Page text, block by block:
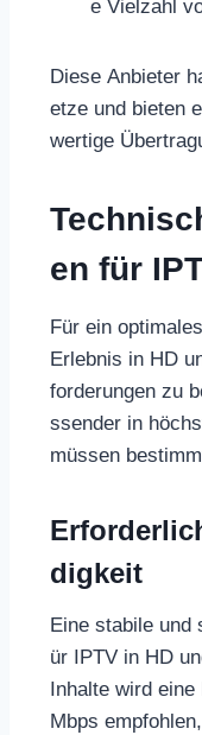
e Vielzahl
Diese Anbieter
etze und bieten
wertige
en für
Für ein
Erlebnis in HD
forderungen zu
ssender in
müssen
digkeit
Eine stabile und
ür IPTV in HD
Inhalte wird
Mbps